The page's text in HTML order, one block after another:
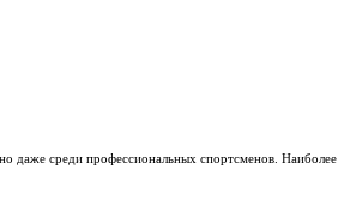
даже среди профессиональных спортсменов. Наиболее